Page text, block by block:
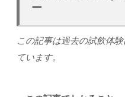
ー
この記事は過去の試飲体
ています。